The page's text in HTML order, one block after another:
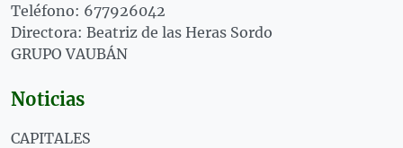
Teléfono: 677926042
Directora: Beatriz de las Heras Sordo
GRUPO VAUBÁN
Noticias
CAPITALES